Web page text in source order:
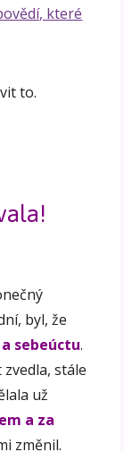
které
to.
byl, že
sebeúctu.
stále
už
a za
změnil.